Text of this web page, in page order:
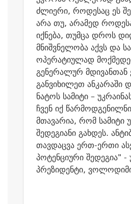
ძლიერი, როდესაც ეს
არა თუ, არამედ
იქნება, თუმცა დროს
მნიშვნელობა აქვს და
ოპერატიულად
გენერალურ
განვიხილეთ ანკარაში
ნატოს სამიტი –
ჩვენ იქ
მთავარია, რომ სამიტი
შედეგიანი გახდეს.
თავდაცვა ერთ-ერთი
პოტენციური შედეგია" -
პრეზიდენტი,